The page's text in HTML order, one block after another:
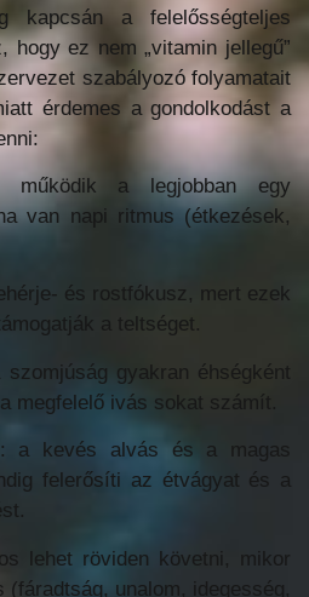
kapcsán a felelősségteljes
hogy ez nem „vitamin jellegű”
szabályozó folyamatait
érdemes a gondolkodást a
működik a legjobban egy
van napi ritmus (étkezések,
és rostfókusz, mert ezek
a teltséget.
szomjúság gyakran éhségként
megfelelő ivás sokat számít.
a kevés alvás és a magas
felerősíti az étvágyat és a
lehet röviden követni, mikor
(fáradtság, unalom, idegesség,